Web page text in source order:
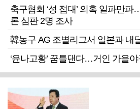
축구협회 ‘성 접대’ 의혹 일파만
론 심판 2명 조사
韓농구 AG 조별리그서 일본과 내
‘윤나고황’ 꿈틀댄다…거인 가을